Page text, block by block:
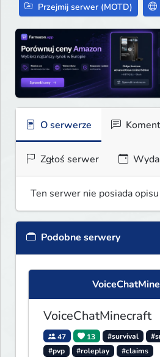
Przejmij serwer (MOTD)
O serwerze
Zgłoś serwer
Ten serwer nie posiada opisu
Podobne serwery
VoiceChatMinecraft
47 13 #survival
#pvp
#roleplay #claims